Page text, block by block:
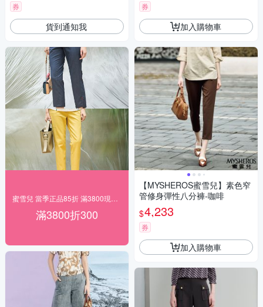
券
貨到通知我
滿3800折300
券
加入購物車
【MYSHEROS蜜雪兒】素色窄
管修身彈性八分褲-咖啡
$4,233
券
加入購物車